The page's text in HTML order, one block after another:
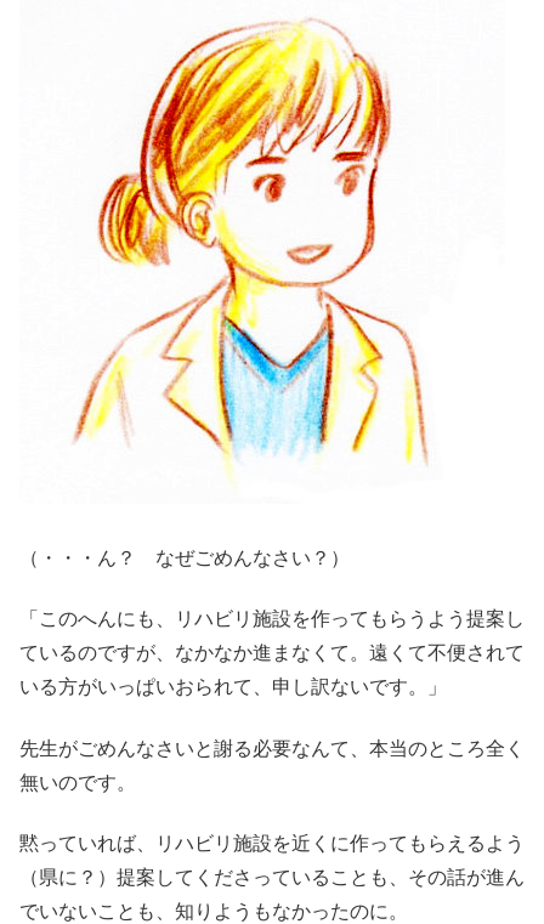
（・・・ん？ なぜごめんなさい？）
「このへんにも、リハビリ施設を作ってもらうよう提案し
ているのですが、なかなか進まなくて。遠くて不便されて
いる方がいっぱいおられて、申し訳ないです。」
先生がごめんなさいと謝る必要なんて、本当のところ全く
無いのです。
黙っていれば、リハビリ施設を近くに作ってもらえるよう
（県に？）提案してくださっていることも、その話が進ん
でいないことも、知りようもなかったのに。